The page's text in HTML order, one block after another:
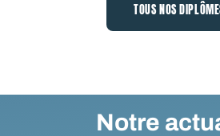
TOUS NOS
Notre